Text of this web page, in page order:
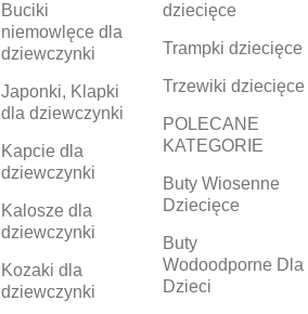
Buciki
niemowlęce dla
dziewczynki
Japonki, Klapki
dla dziewczynki
Kapcie dla
dziewczynki
Kalosze dla
dziewczynki
Kozaki dla
dziewczynki
dziecięce
Trampki dziecięce
Trzewiki dziecięce
POLECANE
KATEGORIE
Buty Wiosenne
Dziecięce
Buty
Wodoodporne Dla
Dzieci